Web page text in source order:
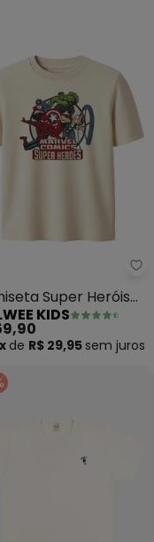
Off White
Super Heróis
(Bege)
KIDS
de R$ 29,95 sem juros